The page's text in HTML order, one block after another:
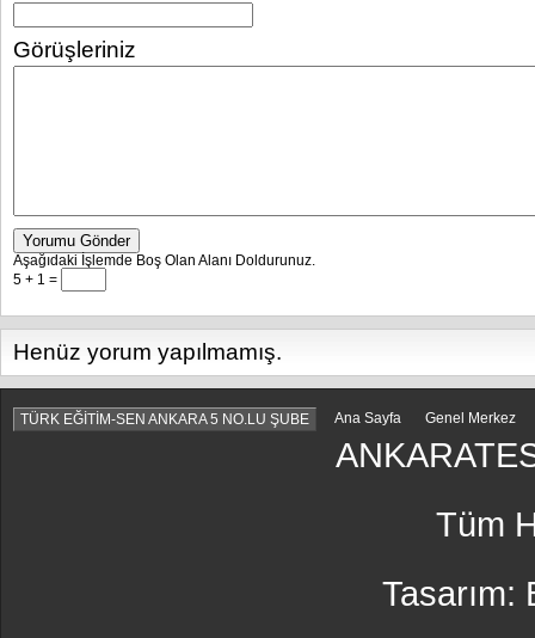
Görüşleriniz
Yorumu Gönder
Aşağıdaki İşlemde Boş Olan Alanı Doldurunuz.
5 + 1 =
Henüz yorum yapılmamış.
TÜRK EĞİTİM-SEN ANKARA 5 NO.LU ŞUBE Ana Sayfa Genel Merkez
Tüm
Tasarım: